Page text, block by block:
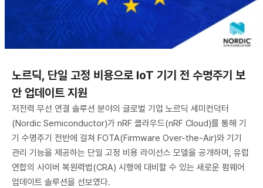
노르딕, 단일 고정 비용으로 IoT 기기 전 수명주기 보
안 업데이트 지원
저전력 무선 연결 솔루션 분야의 글로벌 기업 노르딕 세미컨덕터
(Nordic Semiconductor)가 nRF 클라우드(nRF Cloud)를 통해 기
기 수명주기 전반에 걸쳐 FOTA(Firmware Over-the-Air)와 기기
관리 기능을 제공하는 단일 고정 비용 라이선스 모델을 공개하며, 유럽
연합의 사이버 복원력법(CRA) 시행에 대비할 수 있는 새로운 펌웨어
업데이트 솔루션을 선보였다.